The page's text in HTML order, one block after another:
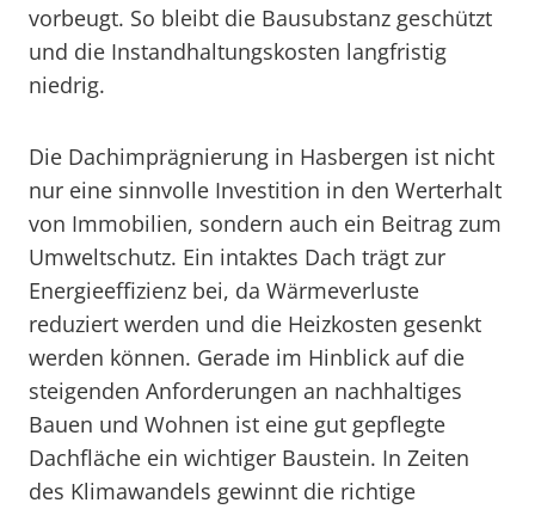
vorbeugt. So bleibt die Bausubstanz geschützt
und die Instandhaltungskosten langfristig
niedrig.
Die Dachimprägnierung in Hasbergen ist nicht
nur eine sinnvolle Investition in den Werterhalt
von Immobilien, sondern auch ein Beitrag zum
Umweltschutz. Ein intaktes Dach trägt zur
Energieeffizienz bei, da Wärmeverluste
reduziert werden und die Heizkosten gesenkt
werden können. Gerade im Hinblick auf die
steigenden Anforderungen an nachhaltiges
Bauen und Wohnen ist eine gut gepflegte
Dachfläche ein wichtiger Baustein. In Zeiten
des Klimawandels gewinnt die richtige